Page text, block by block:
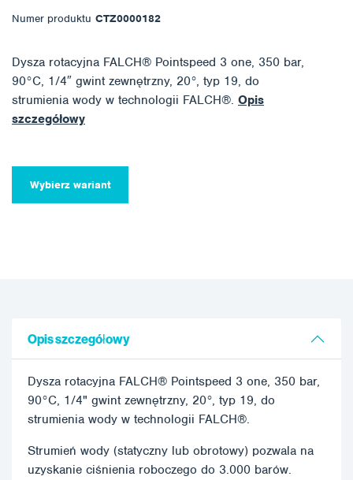
Numer produktu CTZ0000182
Dysza rotacyjna FALCH® Pointspeed 3 one, 350 bar,
90°C, 1/4″ gwint zewnętrzny, 20°, typ 19, do
strumienia wody w technologii FALCH®. Opis
szczegółowy
Wybierz wariant
Opis szczegółowy
Dysza rotacyjna FALCH® Pointspeed 3 one, 350 bar,
90°C, 1/4" gwint zewnętrzny, 20°, typ 19, do
strumienia wody w technologii FALCH®.
Strumień wody (statyczny lub obrotowy) pozwala na
uzyskanie ciśnienia roboczego do 3.000 barów.